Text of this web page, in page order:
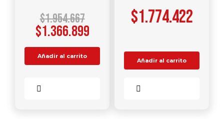
$1.954.667
$1.366.899
Añadir al carrito
$1.774.422
Añadir al carrito